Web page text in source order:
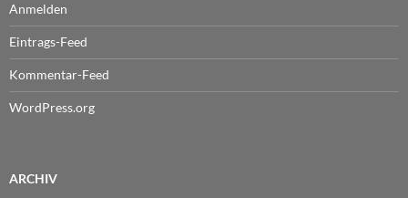
Anmelden
Eintrags-Feed
Kommentar-Feed
WordPress.org
ARCHIV